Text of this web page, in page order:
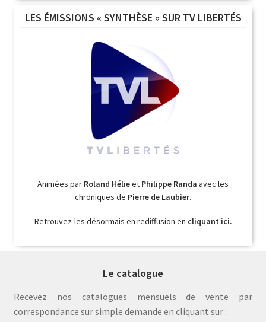
LES ÉMISSIONS « SYNTHÈSE » SUR TV LIBERTÉS
Animées par Roland Hélieet Philippe Randa avec les
chroniques de Pierre de Laubier.
Retrouvez-les désormais en rediffusion en cliquant ici.
Le catalogue
Recevez nos catalogues mensuels de vente par
correspondance sur simple demande en cliquant sur :